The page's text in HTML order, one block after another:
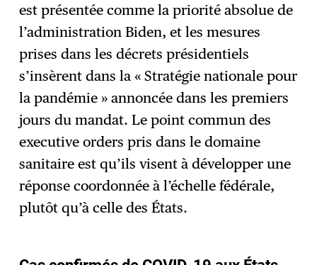
est présentée comme la priorité absolue de
l’administration Biden, et les mesures
prises dans les décrets présidentiels
s’insèrent dans la « Stratégie nationale pour
la pandémie » annoncée dans les premiers
jours du mandat. Le point commun des
executive orders pris dans le domaine
sanitaire est qu’ils visent à développer une
réponse coordonnée à l’échelle fédérale,
plutôt qu’à celle des États.